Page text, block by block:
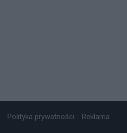
Polityka prywatności Reklama